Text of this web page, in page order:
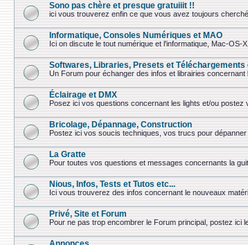
Sono pas chère et presque gratuiiit !!
ici vous trouverez enfin ce que vous avez toujours
Informatique, Consoles Numériques et MAO
Ici on discute le tout numérique et l'informatique, Mac-OS-
Softwares, Libraries, Presets et Téléchargements
Un Forum pour échanger des infos et librairies concernant
Éclairage et DMX
Posez ici vos questions concernant les lights et/ou postez
Bricolage, Dépannage, Construction
Postez ici vos soucis techniques, vos trucs pour
La Gratte
Pour toutes vos questions et messages concernants la
Nious, Infos, Tests et Tutos etc...
Ici vous trouverez des infos concernant le nouveaux
Privé, Site et Forum
Pour ne pas trop encombrer le Forum principal, postez ici